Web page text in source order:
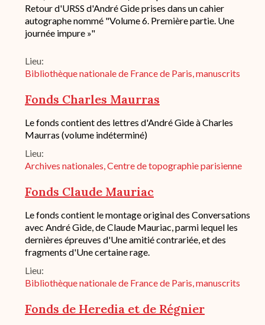
du
fond
/
historique
conservation
Retour d'URSS d'André Gide prises dans un cahier
autographe nommé "Volume 6. Première partie. Une
journée impure »"
Lieu
Bibliothèque nationale de France de Paris, manuscrits
Fonds Charles Maurras
Description
succincte
fond
/
conservation
Le fonds contient des lettres d'André Gide à Charles
Maurras (volume indéterminé)
Lieu
Archives nationales, Centre de topographie parisienne
Fonds Claude Mauriac
Description
succincte
du
fond
/
historique
de
conservation
Le fonds contient le montage original des Conversations
avec André Gide, de Claude Mauriac, parmi lequel les
dernières épreuves d'Une amitié contrariée, et des
fragments d'Une certaine rage.
Lieu
Bibliothèque nationale de France de Paris, manuscrits
Fonds de Heredia et de Régnier